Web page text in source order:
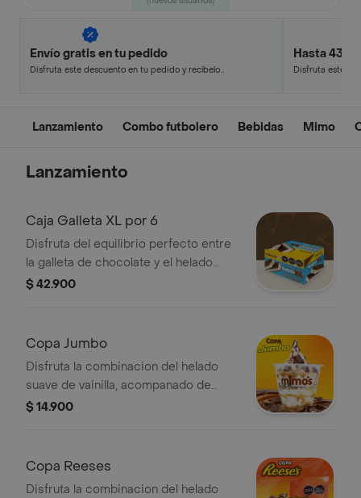
Envío gratis en tu pedido
Disfruta este descuento en tu pedido y recíbelo
Hasta 43%
Disfruta este
Lanzamiento Combo futbolero Bebidas Mimo
Lanzamiento
Caja Galleta XL por 6
Disfruta del equilibrio perfecto entre
la galleta de chocolate y el helado
suave de vainilla, son 6 razones para
$ 42.900
Copa Jumbo
Disfruta la combinacion del helado
suave de vainilla, acompanado de
trozos de chocolatina Jumbo, salsa de
de
$ 14.900
Copa Reeses
Disfruta la combinacion del helado